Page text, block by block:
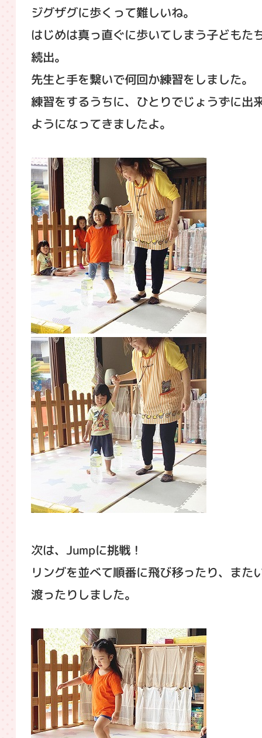
ジグザグに歩くって難しいね。
はじめは真っ直ぐに歩いてしまう子どもた
続出。
先生と手を繋いで何回か練習をしました。
練習をするうちに、ひとりでじょうずに出
ようになってきましたよ。
次は、Jumpに挑戦！
リングを並べて順番に飛び移ったり、また
渡ったりしました。